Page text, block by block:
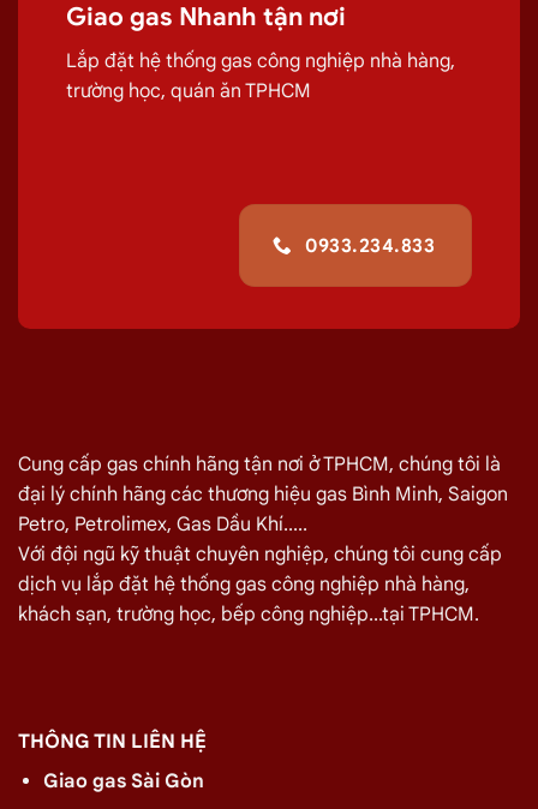
Giao gas Nhanh tận nơi
Lắp đặt hệ thống gas công nghiệp nhà hàng,
trường học, quán ăn TPHCM
0933.234.833
Cung cấp gas chính hãng tận nơi ở TPHCM, chúng tôi là
đại lý chính hãng các thương hiệu gas Bình Minh, Saigon
Petro, Petrolimex, Gas Dầu Khí.....
Với đội ngũ kỹ thuật chuyên nghiệp, chúng tôi cung cấp
dịch vụ lắp đặt hệ thống gas công nghiệp nhà hàng,
khách sạn, trường học, bếp công nghiệp...tại TPHCM.
THÔNG TIN LIÊN HỆ
Giao gas Sài Gòn